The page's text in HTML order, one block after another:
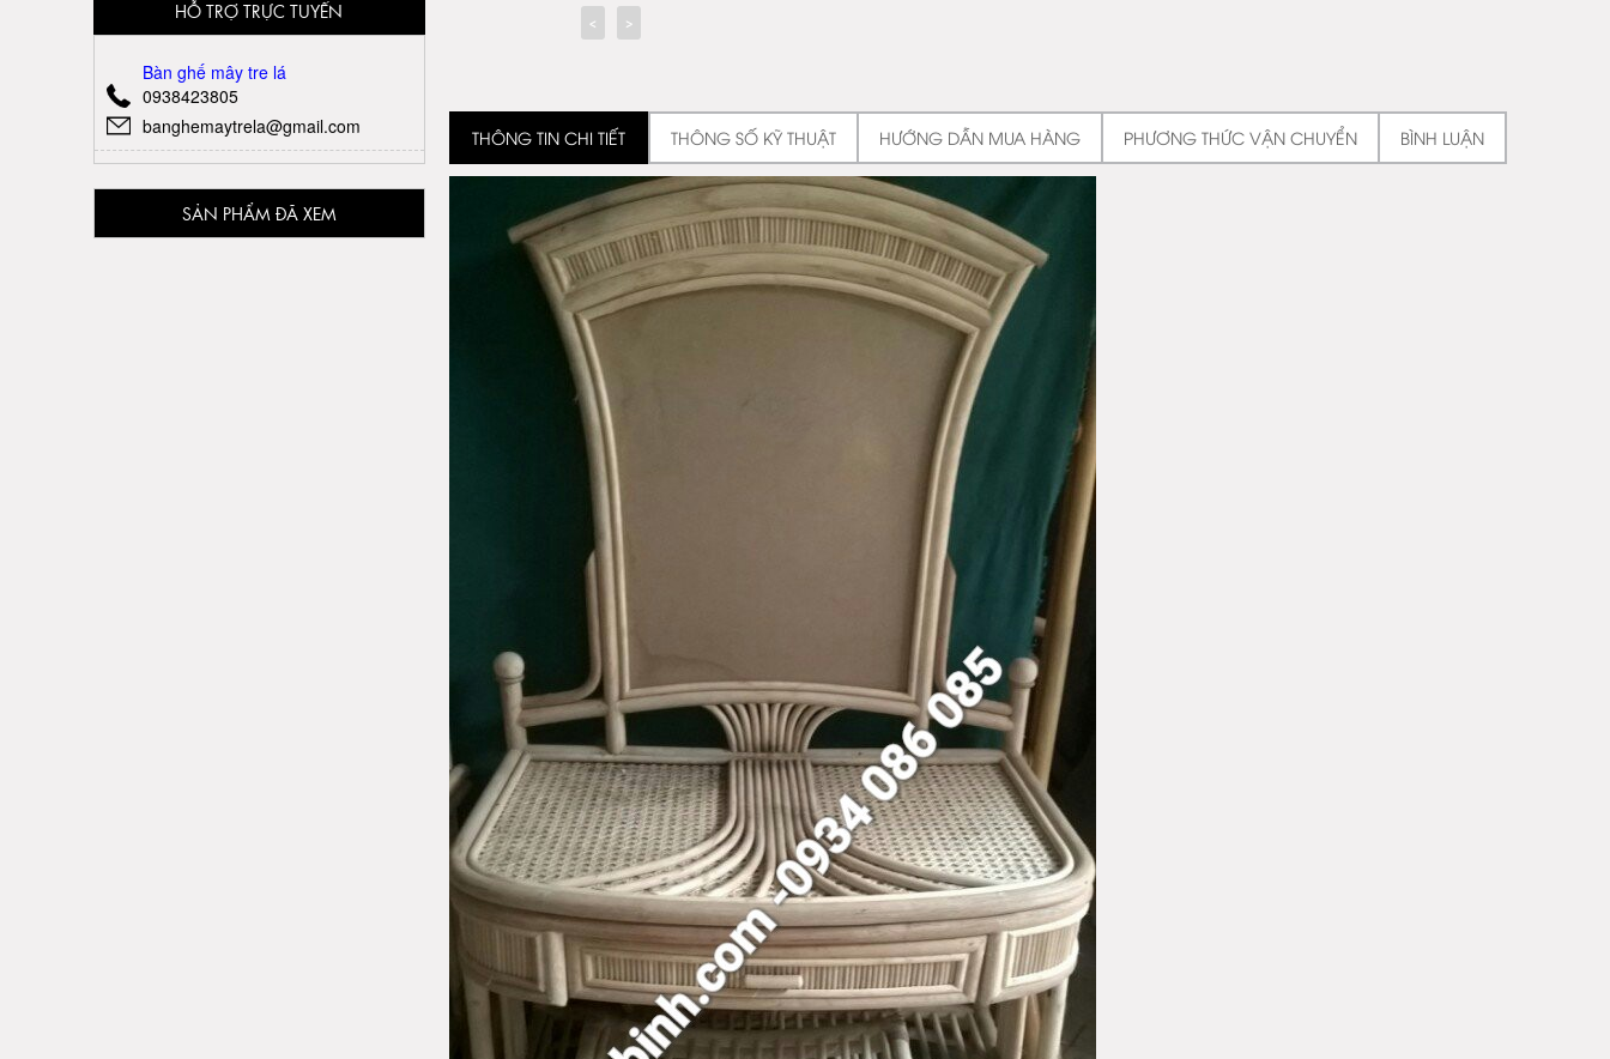
HỖ TRỢ TRỰC TUYẾN
Bàn ghế mây tre lá
0938423805
banghemaytrela@gmail.com
SẢN PHẨM ĐÃ XEM
THÔNG TIN CHI TIẾT THÔNG SỐ KỸ THUẬT HƯỚNG DẪN MUA HÀNG PHƯƠNG THỨC VẬN CHUYỂN BÌNH LUẬN